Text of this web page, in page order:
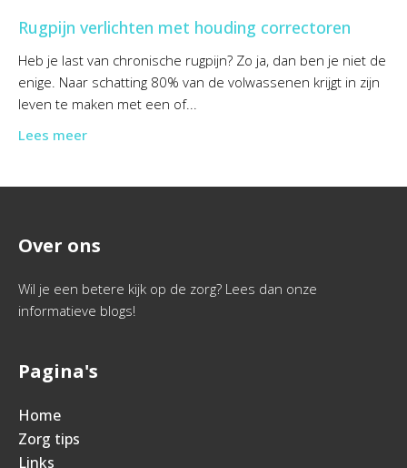
Rugpijn verlichten met houding correctoren
Heb je last van chronische rugpijn? Zo ja, dan ben je niet de
enige. Naar schatting 80% van de volwassenen krijgt in zijn
leven te maken met een of...
Lees meer
Over ons
Wil je een betere kijk op de zorg? Lees dan onze
informatieve blogs!
Pagina's
Home
Zorg tips
Links